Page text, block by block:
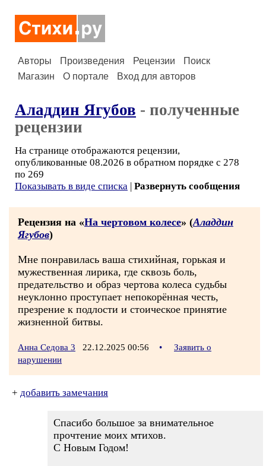
Авторы Произведения Рецензии
Поиск
Магазин
О портале Вход для авторов
Аладдин Ягубов - полученные
рецензии
На странице отображаются рецензии,
опубликованные 08.2026 в обратном порядке с 278
по 269
Показывать в виде списка | Развернуть сообщения
Рецензия на «На чертовом колесе» (Аладдин
Ягубов)
Мне понравилась ваша стихийная, горькая и
мужественная лирика, где сквозь боль,
предательство и образ чертова колеса судьбы
неуклонно проступает непокорённая честь,
презрение к подлости и стоическое принятие
жизненной битвы.
Анна Седова 3 22.12.2025 00:56 •
Заявить о
нарушении
+ добавить замечания
Спасибо большое за внимательное
прочтение моих мтихов.
С Новым Годом!